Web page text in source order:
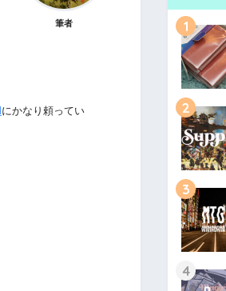
筆者
にかなり頼ってい
1
2
3
4